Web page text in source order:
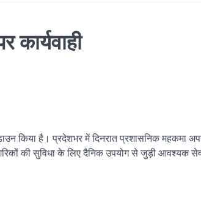
कार्यवाही
किया है। प्रदेशभर में दिनरात प्रशासनिक महकमा
की सुविधा के लिए दैनिक उपयोग से जुड़ी आवश्यक